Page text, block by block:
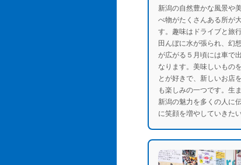
新潟の自然豊かな風景や
べ物がたくさんある所が
す。趣味はドライブと旅
田んぼに水が張られ、幻
が広がる５月頃には車で
なります。美味しいもの
とが好きで、新しいお店
も楽しみの一つです。生
新潟の魅力を多くの人に
に笑顔を増やしていきた